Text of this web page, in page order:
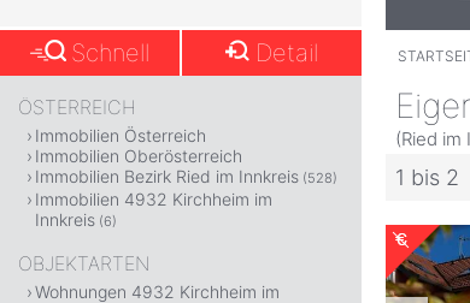
(Ried
1 bis 2
Schnell Detail
ÖSTERREICH
Immobilien Österreich
Immobilien Oberösterreich
Immobilien Bezirk Ried im Innkreis (528)
Immobilien 4932 Kirchheim im
Innkreis (6)
OBJEKTARTEN
Wohnungen 4932 Kirchheim im